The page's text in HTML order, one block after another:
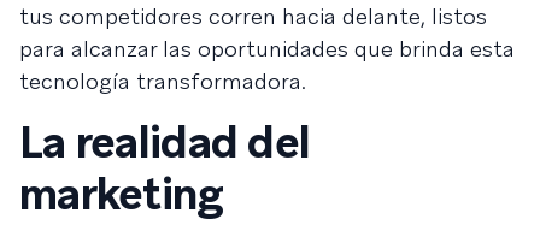
tus competidores corren hacia delante, listos
para alcanzar las oportunidades que brinda esta
tecnología transformadora.
La realidad del
marketing